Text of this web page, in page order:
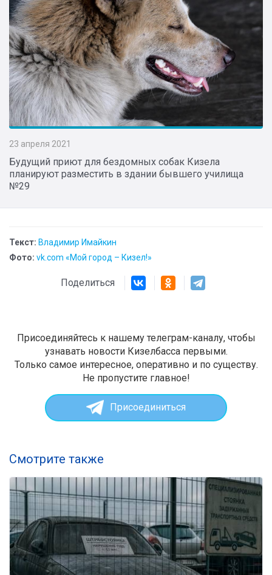
23 апреля 2021
Будущий приют для бездомных собак Кизела
планируют разместить в здании бывшего училища
№29
Текст: Владимир Имайкин
Фото: vk.com «Мой город – Кизел!»
Поделиться
Присоединяйтесь к нашему телеграм-каналу, чтобы
узнавать новости Кизелбасса первыми.
Только самое интересное, оперативно и по существу.
Не пропустите главное!
Присоединиться
Смотрите также